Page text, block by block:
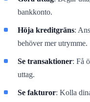
bankkonto.
Höja kreditgräns:
behöver mer utrymme.
Se transaktioner: Få
uttag.
Se fakturor: Kolla